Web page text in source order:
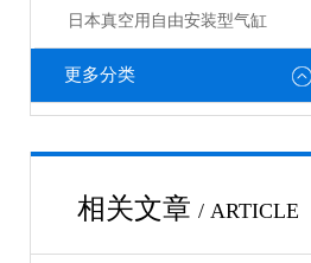
日本真空用自由安装型气缸
更多分类
相关文章 / ARTICLE